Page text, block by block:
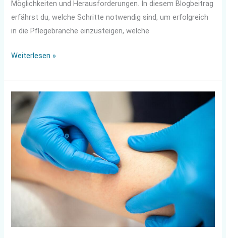
Möglichkeiten und Herausforderungen. In diesem Blogbeitrag
erfährst du, welche Schritte notwendig sind, um erfolgreich
in die Pflegebranche einzusteigen, welche
Weiterlesen »
Ganzheitliche
Ansätze
zur
Schmerzbehandlung